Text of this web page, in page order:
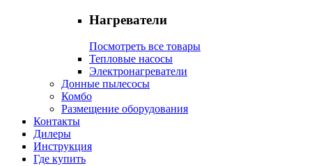
Нагреватели
Посмотреть все товары
Тепловые насосы
Электронагреватели
Донные пылесосы
Комбо
Размещение оборудования
Контакты
Дилеры
Инструкция
Где купить